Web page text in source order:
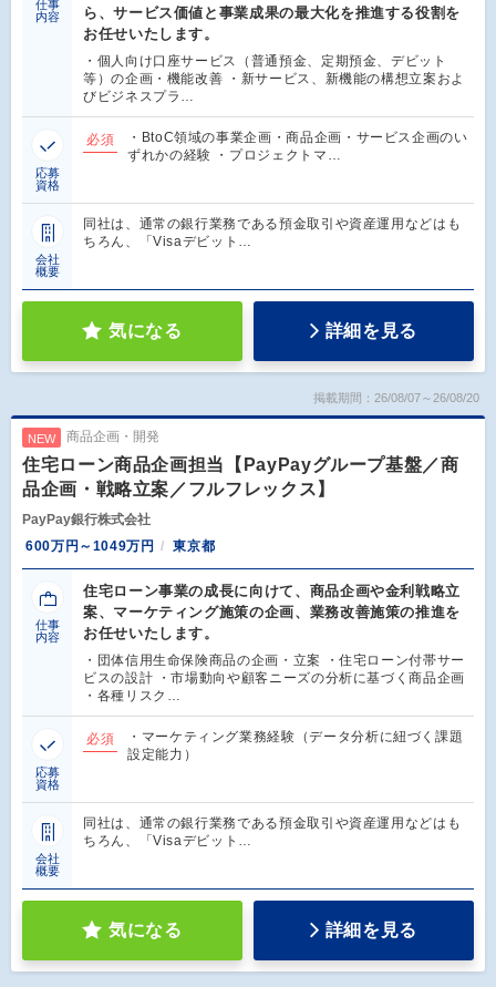
仕事
内容
ら、サービス価値と事業成果の最大化を推進する役割を
お任せいたします。
・個人向け口座サービス（普通預金、定期預金、デビット
等）の企画・機能改善 ・新サービス、新機能の構想立案およ
びビジネスプラ…
応募
資格
必須
・BtoC領域の事業企画・商品企画・サービス企画のい
ずれかの経験 ・プロジェクトマ…
会社
概要
同社は、通常の銀行業務である預金取引や資産運用などはも
ちろん、「Visaデビット…
気になる 詳細を見る
掲載期間：26/08/07～26/08/20
NEW 商品企画・開発
住宅ローン商品企画担当【PayPayグループ基盤／商
品企画・戦略立案／フルフレックス】
PayPay銀行株式会社
600万円～1049万円
東京都
仕事
内容
住宅ローン事業の成長に向けて、商品企画や金利戦略立
案、マーケティング施策の企画、業務改善施策の推進を
お任せいたします。
・団体信用生命保険商品の企画・立案 ・住宅ローン付帯サー
ビスの設計 ・市場動向や顧客ニーズの分析に基づく商品企画
・各種リスク…
応募
資格
必須
・マーケティング業務経験（データ分析に紐づく課題
設定能力）
会社
概要
同社は、通常の銀行業務である預金取引や資産運用などはも
ちろん、「Visaデビット…
気になる 詳細を見る